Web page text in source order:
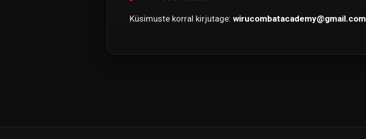
Küsimuste korral kirjutage: wirucombatacademy@gmail.com